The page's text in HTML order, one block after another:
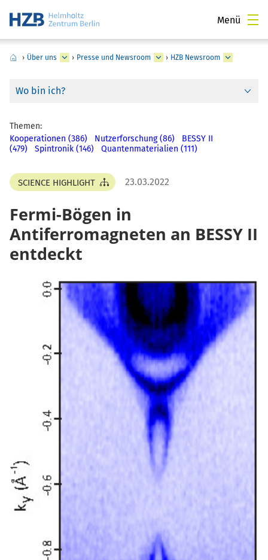
Menü
› Über uns › Presse und Newsroom › HZB Newsroom
Wo bin ich?
Themen:
Kooperationen (386)
Nutzerforschung (86)
BESSY II
(479)
Spintronik (146) Quantenmaterialien (111)
SCIENCE HIGHLIGHT 23.03.2022
Fermi-Bögen in
Antiferromagneten an BESSY II
entdeckt